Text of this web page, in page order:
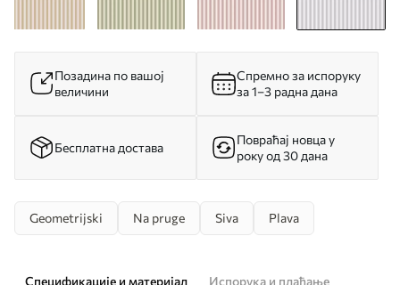
Позадина по вашој
величини
Спремно за испоруку
за 1–3 радна дана
Бесплатна достава
Повраћај новца у
року од 30 дана
Geometrijski Na pruge Siva Plava
Спецификације и материјал
Испорука и плаћање